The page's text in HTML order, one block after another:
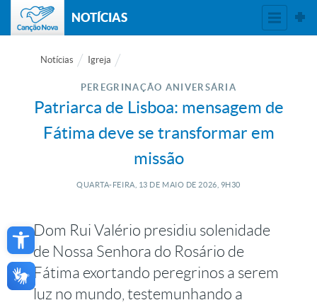
Open toolbar
NOTÍCIAS
Notícias Igreja
PEREGRINAÇÃO ANIVERSÁRIA
Patriarca de Lisboa: mensagem de
Fátima deve se transformar em
missão
QUARTA-FEIRA, 13 DE MAIO DE 2026, 9H30
Dom Rui Valério presidiu solenidade
de Nossa Senhora do Rosário de
Fátima exortando peregrinos a serem
luz no mundo, testemunhando a